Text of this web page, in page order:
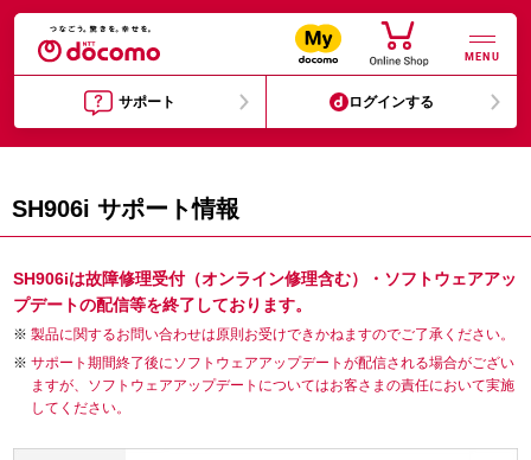
MENU
サポート ログインする
SH906i サポート情報
SH906iは故障修理受付（オンライン修理含む）・ソフトウェアアッ
プデートの配信等を終了しております。
製品に関するお問い合わせは原則お受けできかねますのでご了承ください。
サポート期間終了後にソフトウェアアップデートが配信される場合がござい
ますが、ソフトウェアアップデートについてはお客さまの責任において実施
してください。